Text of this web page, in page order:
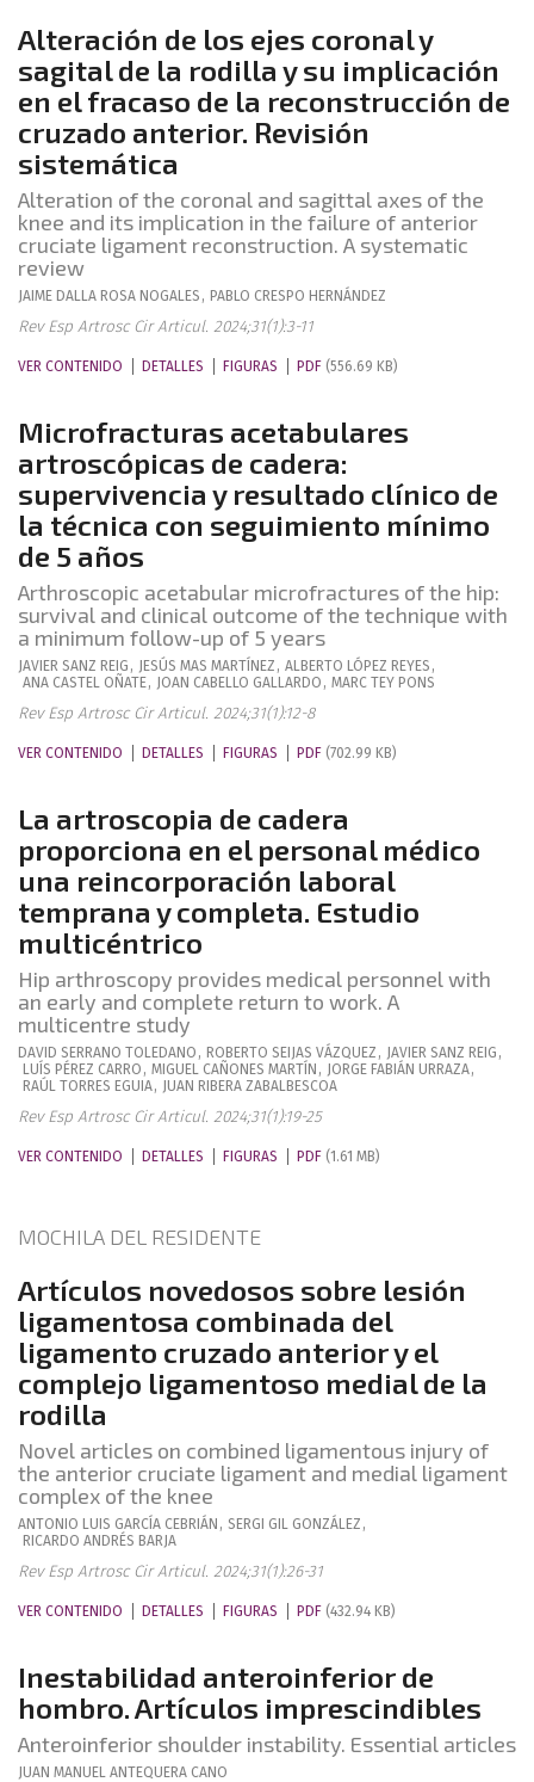
Alteración de los ejes coronal y
sagital de la rodilla y su implicación
en el fracaso de la reconstrucción de
cruzado anterior. Revisión
sistemática
Alteration of the coronal and sagittal axes of the
knee and its implication in the failure of anterior
cruciate ligament reconstruction. A systematic
review
JAIME DALLA ROSA NOGALES , PABLO CRESPO HERNÁNDEZ
Rev Esp Artrosc Cir Articul. 2024;31(1):3-11
VER CONTENIDO DETALLES FIGURAS PDF (556.69 KB)
Microfracturas acetabulares
artroscópicas de cadera:
supervivencia y resultado clínico de
la técnica con seguimiento mínimo
de 5 años
Arthroscopic acetabular microfractures of the hip:
survival and clinical outcome of the technique with
a minimum follow-up of 5 years
JAVIER SANZ REIG , JESÚS MAS MARTÍNEZ , ALBERTO LÓPEZ REYES ,
ANA CASTEL OÑATE, JOAN CABELLO GALLARDO , MARC TEY PONS
Rev Esp Artrosc Cir Articul. 2024;31(1):12-8
VER CONTENIDO DETALLES FIGURAS PDF (702.99 KB)
La artroscopia de cadera
proporciona en el personal médico
una reincorporación laboral
temprana y completa. Estudio
multicéntrico
Hip arthroscopy provides medical personnel with
an early and complete return to work. A
multicentre study
DAVID SERRANO TOLEDANO , ROBERTO SEIJAS VÁZQUEZ , JAVIER SANZ REIG ,
LUÍS PÉREZ CARRO , MIGUEL CAÑONES MARTÍN , JORGE FABIÁN URRAZA,
RAÚL TORRES EGUIA, JUAN RIBERA ZABALBESCOA
Rev Esp Artrosc Cir Articul. 2024;31(1):19-25
VER CONTENIDO DETALLES FIGURAS PDF (1.61 MB)
MOCHILA DEL RESIDENTE
Artículos novedosos sobre lesión
ligamentosa combinada del
ligamento cruzado anterior y el
complejo ligamentoso medial de la
rodilla
Novel articles on combined ligamentous injury of
the anterior cruciate ligament and medial ligament
complex of the knee
ANTONIO LUIS GARCÍA CEBRIÁN , SERGI GIL GONZÁLEZ ,
RICARDO ANDRÉS BARJA
Rev Esp Artrosc Cir Articul. 2024;31(1):26-31
VER CONTENIDO DETALLES FIGURAS PDF (432.94 KB)
Inestabilidad anteroinferior de
hombro. Artículos imprescindibles
Anteroinferior shoulder instability. Essential articles
JUAN MANUEL ANTEQUERA CANO